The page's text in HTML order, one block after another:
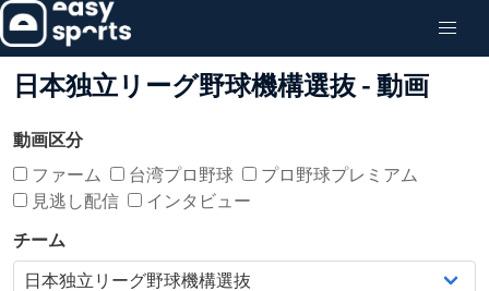
日本独立リーグ野球機構選抜 - 動画
動画区分
ファーム
台湾プロ野球
プロ野球プレミアム
見逃し配信
インタビュー
チーム